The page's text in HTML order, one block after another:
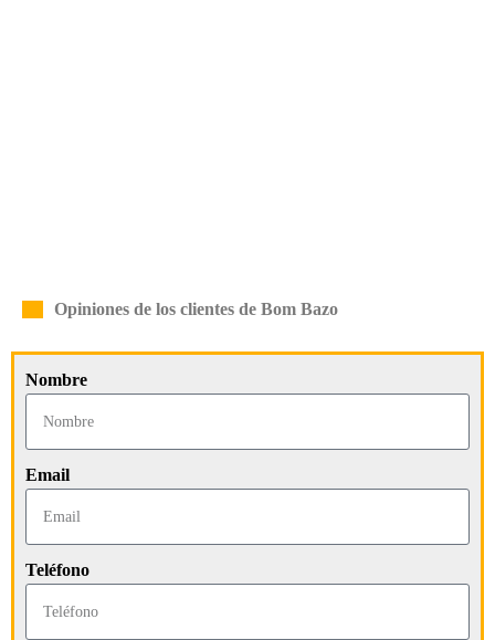
Opiniones de los clientes de Bom Bazo
Nombre
Email
Teléfono